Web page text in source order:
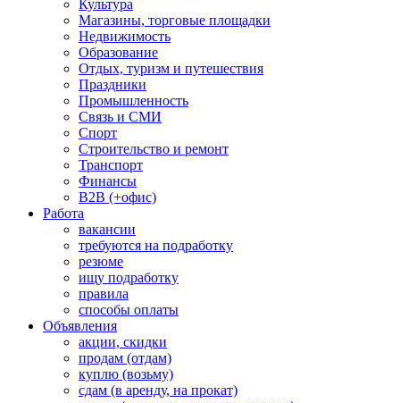
Культура
Магазины, торговые площадки
Недвижимость
Образование
Отдых, туризм и путешествия
Праздники
Промышленность
Связь и СМИ
Спорт
Строительство и ремонт
Транспорт
Финансы
B2B (+офис)
Работа
вакансии
требуются на подработку
резюме
ищу подработку
правила
способы оплаты
Объявления
акции, скидки
продам (отдам)
куплю (возьму)
сдам (в аренду, на прокат)